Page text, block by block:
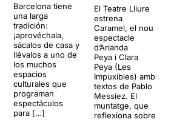
Barcelona tiene
una larga
tradición:
¡aprovéchala,
sácalos de casa y
llévalos a uno de
los muchos
espacios
culturales que
programan
espectáculos
para […]
El Teatre Lliure
estrena
Caramel, el nou
espectacle
d’Arianda
Peya i Clara
Peya (Les
Impuxibles) amb
textos de Pablo
Messiez. El
muntatge, que
reflexiona sobre